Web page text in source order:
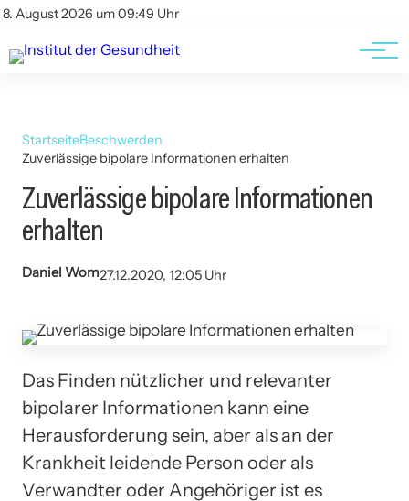
8. August 2026 um 09:49 Uhr
Kontakt
Kontakt
AGBs
StartseiteBeschwerden
Zuverlässige bipolare Informationen erhalten
Zuverlässige bipolare Informationen
erhalten
Daniel Wom27.12.2020, 12:05 Uhr
Das Finden nützlicher und relevanter
bipolarer Informationen kann eine
Herausforderung sein, aber als an der
Krankheit leidende Person oder als
Verwandter oder Angehöriger ist es